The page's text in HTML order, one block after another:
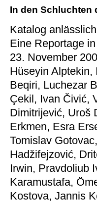
In den Schluchten
Katalog
Eine Reportage
23. November
Hüseyin Alptekin,
Beqiri, Luchezar
Çekil, Ivan Čivić,
Dimitrijević, Uroš
Erkmen, Esra
Tomislav
Hadžifejzović,
Irwin, Pravdoliub
Karamustafa,
Kostova, Jannis